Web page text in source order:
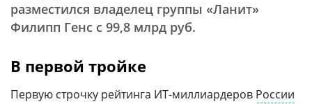
разместился владелец группы «Ланит»
Филипп Генс с 99,8 млрд руб.
В первой тройке
Первую строчку рейтинга ИТ-миллиардеров России